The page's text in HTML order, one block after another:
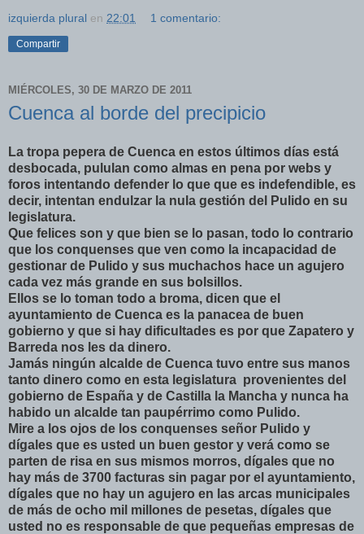
izquierda plural en 22:01 1 comentario:
Compartir
MIÉRCOLES, 30 DE MARZO DE 2011
Cuenca al borde del precipicio
La tropa pepera de Cuenca en estos últimos días está
desbocada, pululan como almas en pena por webs y
foros intentando defender lo que que es indefendible, es
decir, intentan endulzar la nula gestión del Pulido en su
legislatura.
Que felices son y que bien se lo pasan, todo lo contrario
que los conquenses que ven como la incapacidad de
gestionar de Pulido y sus muchachos hace un agujero
cada vez más grande en sus bolsillos.
Ellos se lo toman todo a broma, dicen que el
ayuntamiento de Cuenca es la panacea de buen
gobierno y que si hay dificultades es por que Zapatero y
Barreda nos les da dinero.
Jamás ningún alcalde de Cuenca tuvo entre sus manos
tanto dinero como en esta legislatura provenientes del
gobierno de España y de Castilla la Mancha y nunca ha
habido un alcalde tan paupérrimo como Pulido.
Mire a los ojos de los conquenses señor Pulido y
dígales que es usted un buen gestor y verá como se
parten de risa en sus mismos morros, dígales que no
hay más de 3700 facturas sin pagar por el ayuntamiento,
dígales que no hay un agujero en las arcas municipales
de más de ocho mil millones de pesetas, dígales que
usted no es responsable de que pequeñas empresas de